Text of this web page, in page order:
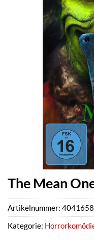
The Mean
Artikelnummer:
Kategorie: